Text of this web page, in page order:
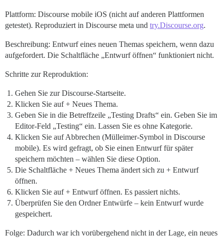
Plattform: Discourse mobile iOS (nicht auf anderen Plattformen
getestet). Reproduziert in Discourse meta und try.Discourse.org.
Beschreibung: Entwurf eines neuen Themas speichern, wenn dazu
aufgefordert. Die Schaltfläche „Entwurf öffnen“ funktioniert nicht.
Schritte zur Reproduktion:
Gehen Sie zur Discourse-Startseite.
Klicken Sie auf + Neues Thema.
Geben Sie in die Betreffzeile „Testing Drafts“ ein. Geben Sie im
Editor-Feld „Testing“ ein. Lassen Sie es ohne Kategorie.
Klicken Sie auf Abbrechen (Mülleimer-Symbol in Discourse
mobile). Es wird gefragt, ob Sie einen Entwurf für später
speichern möchten – wählen Sie diese Option.
Die Schaltfläche + Neues Thema ändert sich zu + Entwurf
öffnen.
Klicken Sie auf + Entwurf öffnen. Es passiert nichts.
Überprüfen Sie den Ordner Entwürfe – kein Entwurf wurde
gespeichert.
Folge: Dadurch war ich vorübergehend nicht in der Lage, ein neues